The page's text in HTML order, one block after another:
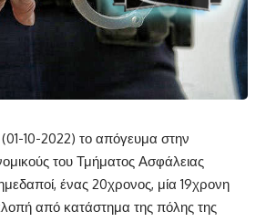
10-2022) το απόγευμα στην
του Τμήματος Ασφάλειας
ένας 20χρονος, μία 19χρονη
από κατάστημα της πόλης της